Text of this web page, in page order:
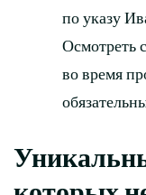
по указу
Осмотреть
во время